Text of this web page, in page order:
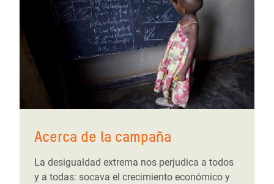
Acerca de la campaña
La desigualdad extrema nos perjudica a todos
y a todas: socava el crecimiento económico y